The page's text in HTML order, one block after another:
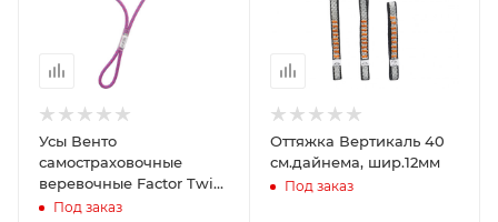
Усы Венто
самостраховочные
веревочные Factor Twin
динамические
Под заказ
Оттяжка Вертикаль 40
см.дайнема, шир.12мм
Под заказ